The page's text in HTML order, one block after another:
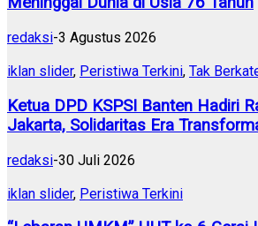
redaksi-3 Agustus 2026
iklan slider, Peristiwa Terkini, Tak
Ketua DPD KSPSI Banten Hadiri
Jakarta, Solidaritas Era
redaksi-30 Juli 2026
iklan slider, Peristiwa Terkini